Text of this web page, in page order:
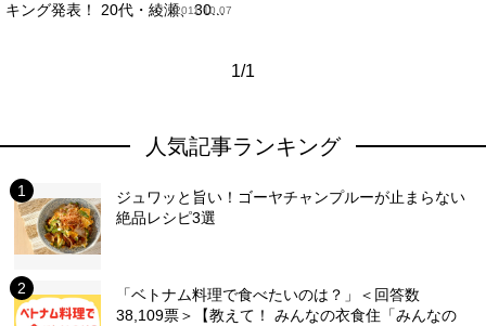
キング発表！ 20代・綾瀬、30...
2011.10.07
1/1
人気記事ランキング
ジュワッと旨い！ゴーヤチャンプルーが止まらない
絶品レシピ3選
「ベトナム料理で食べたいのは？」＜回答数
38,109票＞【教えて！ みんなの衣食住「みんなの